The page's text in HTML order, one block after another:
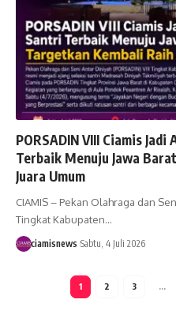
PORSADIN VIII Ciamis
Terbaik Menuju Jawa
Juara Umum
CIAMIS – Pekan Olahraga dan
Tingkat Kabupaten…
ciamisnews Sabtu, 4 Juli 2026
1 2 3 …